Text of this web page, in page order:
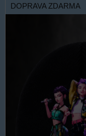
DOPRAVA ZDARMA